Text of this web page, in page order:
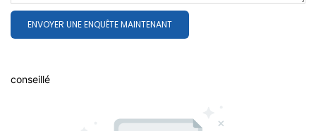
ENVOYER UNE ENQUÊTE MAINTENANT
conseillé